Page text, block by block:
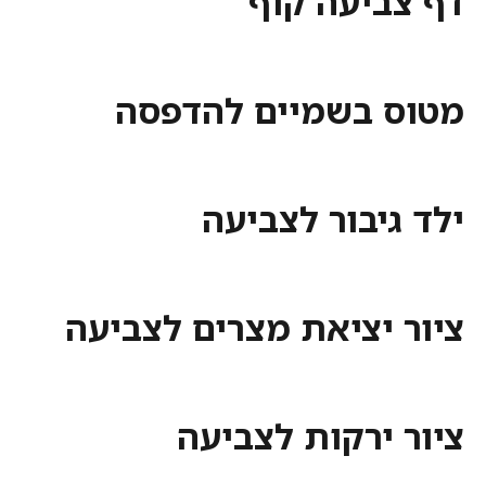
בשמיים להדפסה
לצביעה
יציאת מצרים לצביעה
ירקות לצביעה